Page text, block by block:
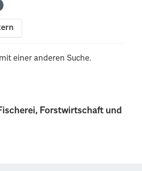
Forstwirtschaft und
einer anderen Suche.